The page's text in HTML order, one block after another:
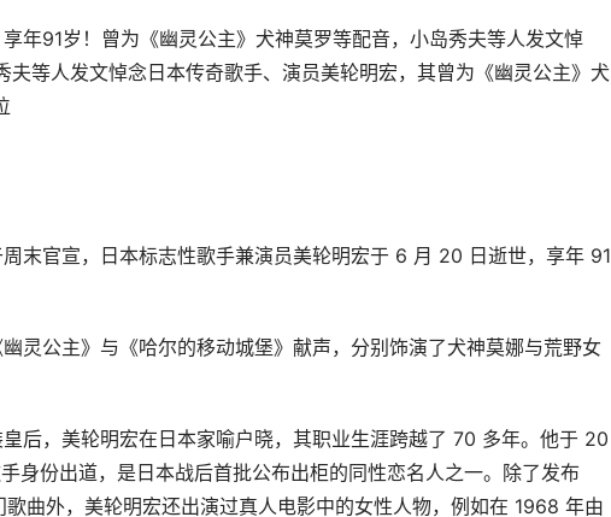
年91岁！曾为《幽灵公主》犬神莫罗等配音，小岛秀夫等人发文悼
等人发文悼念日本传奇歌手、演员美轮明宏，其曾为《幽灵公主》犬
末官宣，日本标志性歌手兼演员美轮明宏于 6 月 20 日逝世，享年 91
灵公主》与《哈尔的移动城堡》献声，分别饰演了犬神莫娜与荒野女
后，美轮明宏在日本家喻户晓，其职业生涯跨越了 70 多年。他于 20
身份出道，是日本战后首批公布出柜的同性恋名人之一。除了发布
曲外，美轮明宏还出演过真人电影中的女性人物，例如在 1968 年由